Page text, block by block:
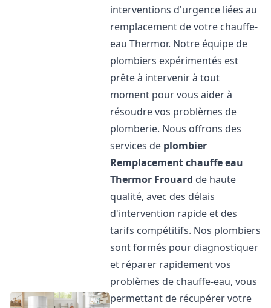
interventions d'urgence liées au
remplacement de votre chauffe-
eau Thermor. Notre équipe de
plombiers expérimentés est
prête à intervenir à tout
moment pour vous aider à
résoudre vos problèmes de
plomberie. Nous offrons des
services de plombier
Remplacement chauffe eau
Thermor Frouard de haute
qualité, avec des délais
d'intervention rapide et des
tarifs compétitifs. Nos plombiers
sont formés pour diagnostiquer
et réparer rapidement vos
problèmes de chauffe-eau, vous
permettant de récupérer votre